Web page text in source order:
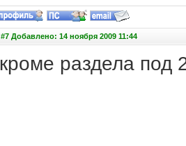
#7 Добавлено: 14 ноября 2009 11:44
кроме раздела под